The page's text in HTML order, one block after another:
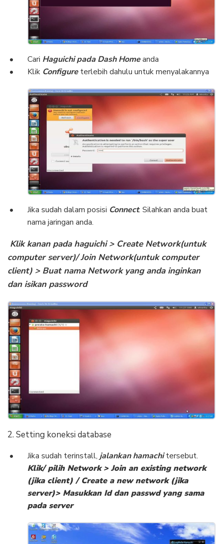
Cari Haguichi pada Dash Homeanda
Klik Configureterlebih dahulu untuk menyalakannya
Jika sudah dalam posisi Connect. Silahkan anda buat
nama jaringan anda.
Klik kanan pada haguichi > Create Network(untuk
computer server)/ Join Network(untuk computer
client) > Buat nama Network yang anda inginkan
dan isikan password
2. Setting koneksi database
Jika sudah terinstall, jalankan hamachitersebut.
Klik/ pilih Network > Join an existing network
(jika client) / Create a new network (jika
server)> Masukkan Id dan passwd yang sama
pada server